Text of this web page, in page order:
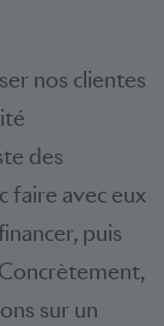
nos clientes
des
faire avec eux
puis
sur un